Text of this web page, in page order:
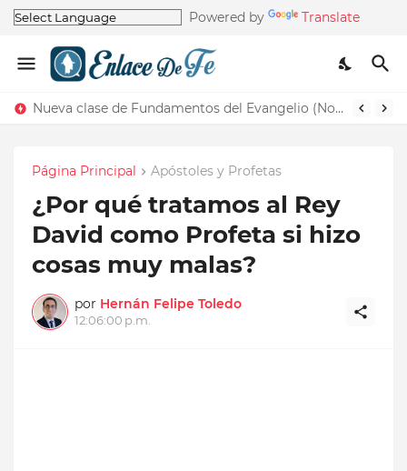
Powered by Translate
Nueva clase de Fundamentos del Evangelio (Nos recuerda la de Principios del Evangelio)
Página Principal Apóstoles y Profetas
¿Por qué tratamos al Rey
David como Profeta si hizo
cosas muy malas?
por Hernán Felipe Toledo
12:06:00 p.m.